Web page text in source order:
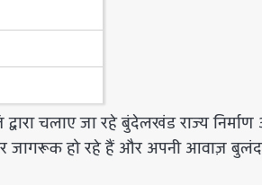
करें
द्वारा चलाए जा रहे बुंदेलखंड राज्य
जागरूक हो रहे हैं और अपनी आवाज़